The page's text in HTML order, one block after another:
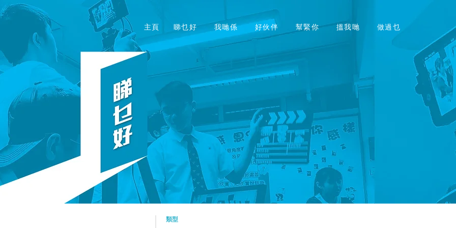
主頁 睇乜好 我哋係 好伙伴 幫緊你 搵我哋 做過乜
​類型